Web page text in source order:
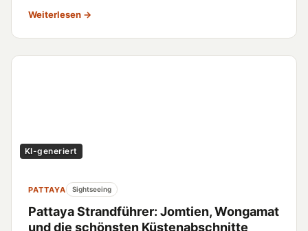
Weiterlesen →
KI-generiert
PATTAYA Sightseeing
Pattaya Strandführer: Jomtien, Wongamat
und die schönsten Küstenabschnitte